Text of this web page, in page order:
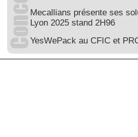
Mecallians présente ses
Lyon 2025 stand 2H96
YesWePack au CFIC et